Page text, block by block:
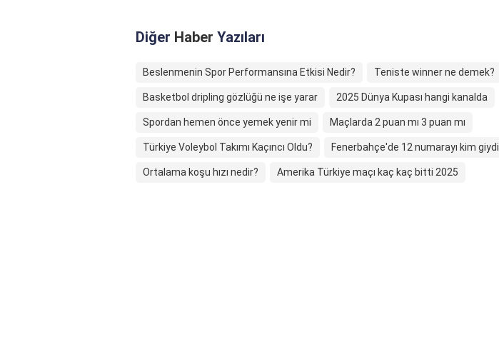
Diğer Haber Yazıları
Beslenmenin Spor Performansına Etkisi Nedir? Teniste winner ne demek?
Basketbol dripling gözlüğü ne işe yarar 2025 Dünya Kupası hangi kanalda
Spordan hemen önce yemek yenir mi Maçlarda 2 puan mı 3 puan mı
Türkiye Voleybol Takımı Kaçıncı Oldu? Fenerbahçe'de 12 numarayı kim giydi
Ortalama koşu hızı nedir? Amerika Türkiye maçı kaç kaç bitti 2025